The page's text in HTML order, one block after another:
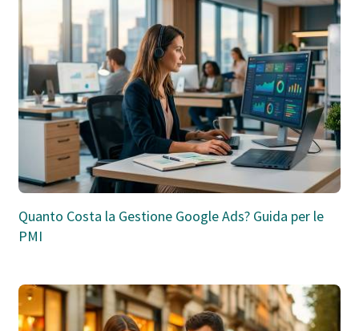
Quanto Costa la Gestione Google Ads? Guida per le
PMI